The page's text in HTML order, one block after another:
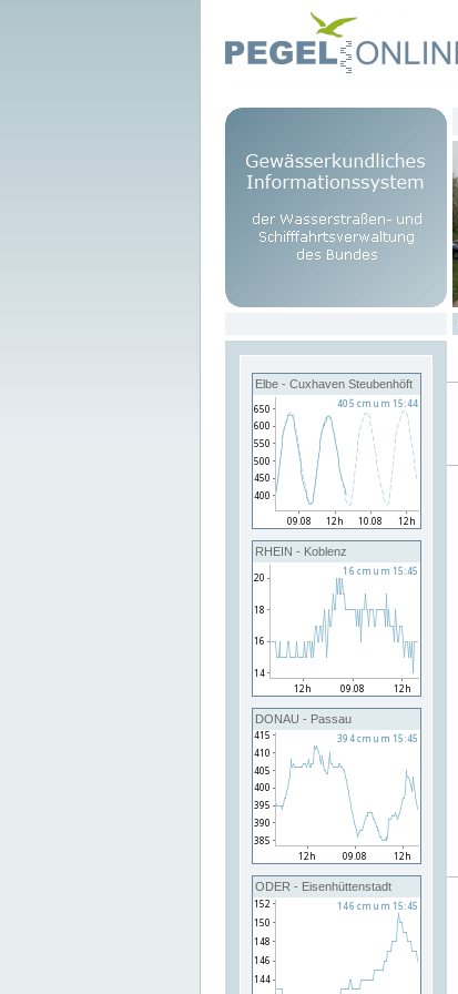
Elbe - Cuxhaven Steubenhöft
RHEIN - Koblenz
DONAU - Passau
ODER - Eisenhüttenstadt